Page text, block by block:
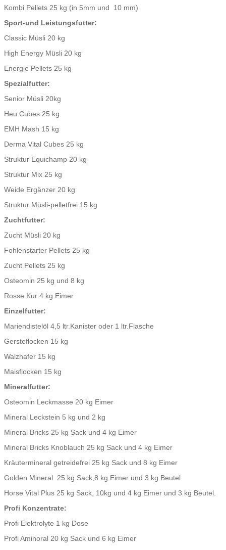
Kombi Pellets 25 kg (in 5mm und 10 mm)
Sport-und Leistungsfutter:
Classic Müsli 20 kg
High Energy Müsli 20 kg
Energie Pellets 25 kg
Spezialfutter:
Senior Müsli 20kg
Heu Cubes 25 kg
EMH Mash 15 kg
Derma Vital Cubes 25 kg
Struktur Equichamp 20 kg
Struktur Mix 25 kg
Weide Ergänzer 20 kg
Struktur Müsli-pelletfrei 15 kg
Zuchtfutter:
Zucht Müsli 20 kg
Fohlenstarter Pellets 25 kg
Zucht Pellets 25 kg
Osteomin 25 kg und 8 kg
Rosse Kur 4 kg Eimer
Einzelfutter:
Mariendistelöl 4,5 ltr.Kanister oder 1 ltr.Flasche
Gersteflocken 15 kg
Walzhafer 15 kg
Maisflocken 15 kg
Mineralfutter:
Osteomin Leckmasse 20 kg Eimer
Mineral Leckstein 5 kg und 2 kg
Mineral Bricks 25 kg Sack und 4 kg Eimer
Mineral Bricks Knoblauch 25 kg Sack und 4 kg Eimer
Kräutermineral getreidefrei 25 kg Sack und 8 kg Eimer
Golden Mineral 25 kg Sack,8 kg Eimer und 3 kg Beutel
Horse Vital Plus 25 kg Sack, 10kg und 4 kg Eimer und 3 kg Beutel.
Profi Konzentrate:
Profi Elektrolyte 1 kg Dose
Profi Aminoral 20 kg Sack und 6 kg Eimer